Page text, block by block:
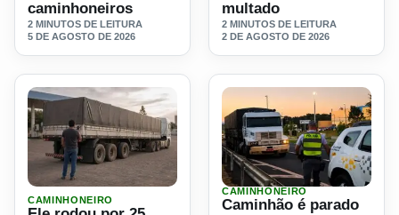
caminhoneiros
2 MINUTOS DE LEITURA
5 DE AGOSTO DE 2026
multado
2 MINUTOS DE LEITURA
2 DE AGOSTO DE 2026
Ler materia: Ele rodou por 25 dias, recebeu R$ 2.500 e
CAMINHONEIRO Ler materia: Caminhão é
CAMINHONEIRO
Caminhão é parado